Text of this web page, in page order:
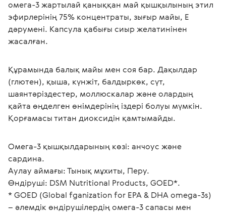
омега-3 жартылай қаныққан май қышқылының этил
эфирлерінің 75% концентраты, зығыр майы, Е
дәрумені. Капсула қабығы сиыр желатинінен
жасалған.
Құрамында балық майы мен соя бар. Дақылдар
(глютен), қыша, күнжіт, балдыркөк, сүт,
шаянтәріздестер, моллюскалар және олардың
қайта өңделген өнімдерінің іздері болуы мүмкін.
Қорғамасы титан диоксидін қамтымайды.
Омега-3 қышқылдарының көзі: анчоус және
сардина.
Аулау аймағы: Тынық мұхиты, Перу.
Өндіруші: DSM Nutritional Products, GOED*.
* GOED (Global fganization for EPA & DHA omega-3s)
– әлемдік өндірушілердің омега-3 сапасы мен